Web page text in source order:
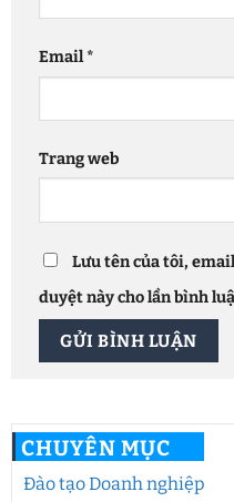
CHUYÊN MỤC
Đào tạo Doanh nghiệp
Email*
Trang web
Lưu tên của tôi,
duyệt này cho lần bình